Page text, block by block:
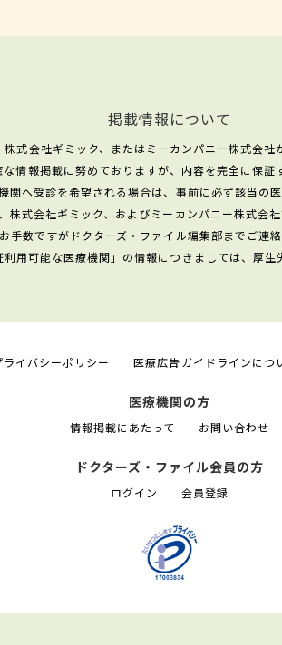
掲載情報について
式会社ギミック、またはミーカンパニー株式会社
情報掲載に努めておりますが、内容を完全に保証
関へ受診を希望される場合は、事前に必ず該当の
株式会社ギミック、およびミーカンパニー株式会
手数ですがドクターズ・ファイル編集部までご連
用可能な医療機関」の情報につきましては、厚生
ライバシーポリシー 医療広告ガイドラインにつ
医療機関の方
情報掲載にあたって お問い合わせ
ドクターズ・ファイル会員の方
ログイン 会員登録